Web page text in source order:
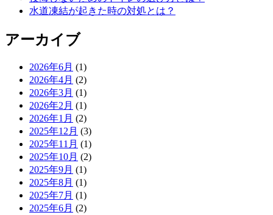
水道凍結が起きた時の対処とは？
アーカイブ
2026年6月 (1)
2026年4月 (2)
2026年3月 (1)
2026年2月 (1)
2026年1月 (2)
2025年12月 (3)
2025年11月 (1)
2025年10月 (2)
2025年9月 (1)
2025年8月 (1)
2025年7月 (1)
2025年6月 (2)